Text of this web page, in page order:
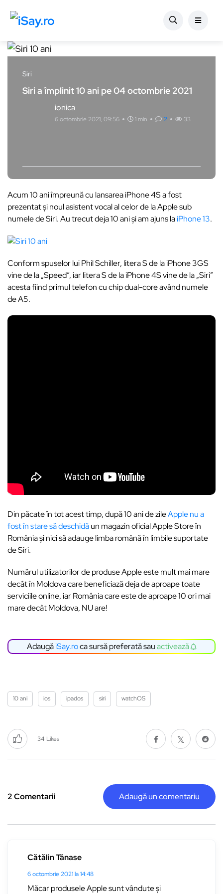
Siri
Siri a împlinit 10 ani pe 04 octombrie 2021
ionica
6 octombrie 2021, 09:56 1 min 2 33
Acum 10 ani împreună cu lansarea iPhone 4S a fost
prezentat și noul asistent vocal al celor de la Apple sub
numele de Siri. Au trecut deja 10 ani și am ajuns laiPhone 13.
Conform spuselor lui Phil Schiller, litera S de la iPhone 3GS
vine de la „Speed”, iar litera S de la iPhone 4S vine de la „Siri”
acesta fiind primul telefon cu chip dual-core având numele
de A5.
Din păcate în tot acest timp, după 10 ani de zileApple nu a
fost în stare să deschidăun magazin oficial Apple Store în
România și nici să adauge limba română în limbile suportate
de Siri.
Numărul utilizatorilor de produse Apple este mult mai mare
decât în Moldova care beneficiază deja de aproape toate
serviciile online, iar România care este de aproape 10 ori mai
mare decât Moldova, NU are!
AdaugăiSay.roca sursă preferată sauactivează
10 ani ios ipados siri watchOS
34 Likes
2 Comentarii Adaugă un comentariu
Cătălin Tănase
6 octombrie 2021 la 14:48
Măcar produsele Apple sunt vândute și